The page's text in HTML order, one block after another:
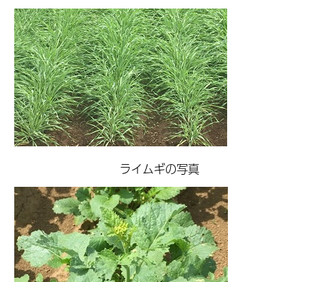
ライムギの写真